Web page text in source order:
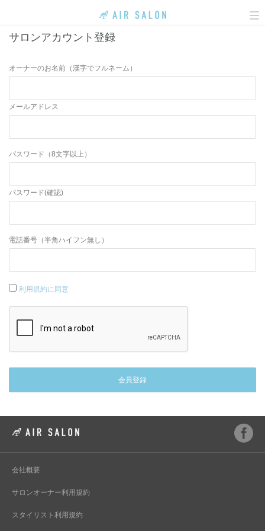
サロンアカウント登録
オーナーのお名前（漢字でフルネーム）
メールアドレス
パスワード（8文字以上）
パスワード(確認)
電話番号（半角ハイフン無し）
利用規約に同意
会社概要
サロンオーナー利用規約
スタイリスト利用規約